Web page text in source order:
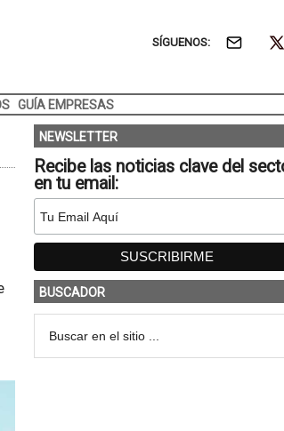
SÍGUENOS:
GUÍA EMPRESAS
NEWSLETTER
Recibe las noticias clave del
en tu email:
BUSCADOR